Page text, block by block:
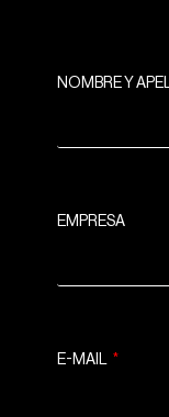
NOMBRE Y
EMPRESA
E-MAIL